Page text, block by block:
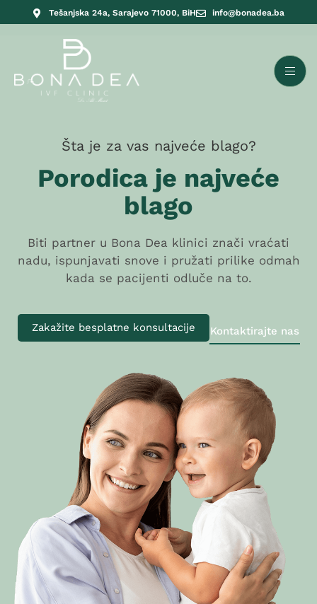
Tešanjska 24a, Sarajevo 71000, BiH info@bonadea.ba
Šta je za vas najveće blago?
Porodica je najveće
blago
Biti partner u Bona Dea klinici znači vraćati
nadu, ispunjavati snove i pružati prilike odmah
kada se pacijenti odluče na to.
Zakažite besplatne konsultacije Kontaktirajte nas